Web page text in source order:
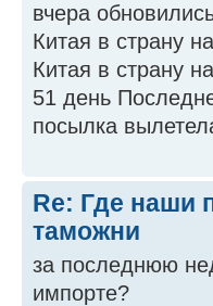
вчера
Китая в страну
Китая в страну
51 день
посылка
Re: Где наши
таможни
за последнюю
импорте?